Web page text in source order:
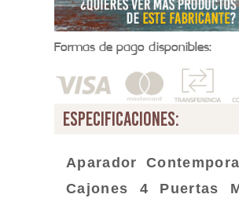
Formas de pago disponibles:
especificaciones:
Aparador
Cajones 4 Puertas